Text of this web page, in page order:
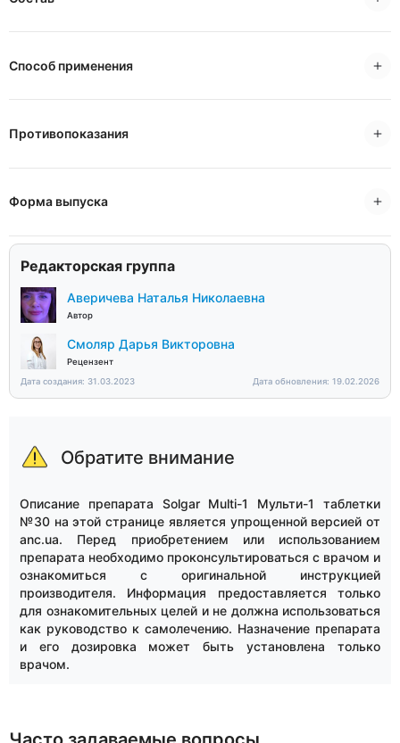
Способ применения
Противопоказания
Форма выпуска
Редакторская группа
Аверичева Наталья Николаевна
Автор
Смоляр Дарья Викторовна
Рецензент
Дата создания: 31.03.2023
Дата обновления: 19.02.2026
Обратите внимание
Описание препарата Solgar Multi-1 Мульти-1 таблетки
№30 на этой странице является упрощенной версией от
anc.ua. Перед приобретением или использованием
препарата необходимо проконсультироваться с врачом и
ознакомиться с оригинальной инструкцией
производителя. Информация предоставляется только
для ознакомительных целей и не должна использоваться
как руководство к самолечению. Назначение препарата
и его дозировка может быть установлена только
врачом.